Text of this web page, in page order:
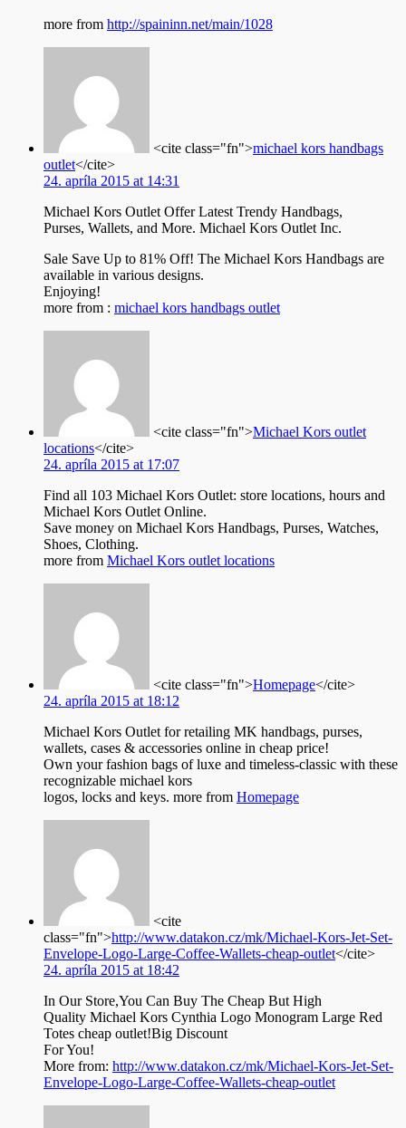
more from http://spaininn.net/main/1028
<cite class="fn">michael kors handbags
outlet</cite>
24. apríla 2015 at 14:31
Michael Kors Outlet Offer Latest Trendy Handbags,
Purses, Wallets, and More. Michael Kors Outlet Inc.
Sale Save Up to 81% Off! The Michael Kors Handbags are
available in various designs.
Enjoying!
more from : michael kors handbags outlet
<cite class="fn">Michael Kors outlet
locations</cite>
24. apríla 2015 at 17:07
Find all 103 Michael Kors Outlet: store locations, hours and
Michael Kors Outlet Online.
Save money on Michael Kors Handbags, Purses, Watches,
Shoes, Clothing.
more from Michael Kors outlet locations
<cite class="fn">Homepage</cite>
24. apríla 2015 at 18:12
Michael Kors Outlet for retailing MK handbags, purses,
wallets, cases & accessories online in cheap price!
Own your fashion bags of luxe and timeless-classic with these
recognizable michael kors
logos, locks and keys. more from Homepage
<cite
class="fn">http://www.datakon.cz/mk/Michael-Kors-Jet-Set-
Envelope-Logo-Large-Coffee-Wallets-cheap-outlet</cite>
24. apríla 2015 at 18:42
In Our Store,You Can Buy The Cheap But High
Quality Michael Kors Cynthia Logo Monogram Large Red
Totes cheap outlet!Big Discount
For You!
More from: http://www.datakon.cz/mk/Michael-Kors-Jet-Set-
Envelope-Logo-Large-Coffee-Wallets-cheap-outlet